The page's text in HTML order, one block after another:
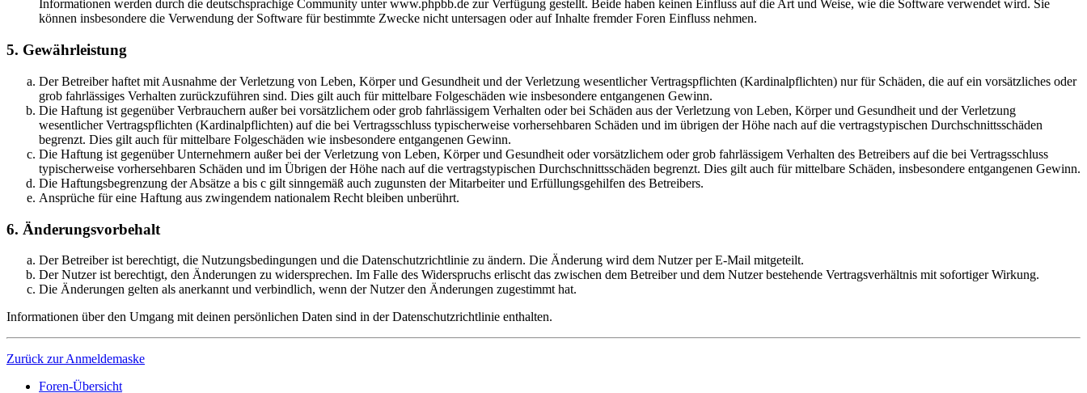
Informationen werden durch die deutschsprachige Community unter www.phpbb.de zur Verfügung gestellt. Beide haben keinen Einfluss auf die Art und Weise, wie die Software verwendet wird. Sie
können insbesondere die Verwendung der Software für bestimmte Zwecke nicht untersagen oder auf Inhalte fremder Foren Einfluss nehmen.
5. Gewährleistung
Der Betreiber haftet mit Ausnahme der Verletzung von Leben, Körper und Gesundheit und der Verletzung wesentlicher Vertragspflichten (Kardinalpflichten) nur für Schäden, die auf ein vorsätzliches oder
grob fahrlässiges Verhalten zurückzuführen sind. Dies gilt auch für mittelbare Folgeschäden wie insbesondere entgangenen Gewinn.
Die Haftung ist gegenüber Verbrauchern außer bei vorsätzlichem oder grob fahrlässigem Verhalten oder bei Schäden aus der Verletzung von Leben, Körper und Gesundheit und der Verletzung
wesentlicher Vertragspflichten (Kardinalpflichten) auf die bei Vertragsschluss typischerweise vorhersehbaren Schäden und im übrigen der Höhe nach auf die vertragstypischen Durchschnittsschäden
begrenzt. Dies gilt auch für mittelbare Folgeschäden wie insbesondere entgangenen Gewinn.
Die Haftung ist gegenüber Unternehmern außer bei der Verletzung von Leben, Körper und Gesundheit oder vorsätzlichem oder grob fahrlässigem Verhalten des Betreibers auf die bei Vertragsschluss
typischerweise vorhersehbaren Schäden und im Übrigen der Höhe nach auf die vertragstypischen Durchschnittsschäden begrenzt. Dies gilt auch für mittelbare Schäden, insbesondere entgangenen Gewinn.
Die Haftungsbegrenzung der Absätze a bis c gilt sinngemäß auch zugunsten der Mitarbeiter und Erfüllungsgehilfen des Betreibers.
Ansprüche für eine Haftung aus zwingendem nationalem Recht bleiben unberührt.
6. Änderungsvorbehalt
Der Betreiber ist berechtigt, die Nutzungsbedingungen und die Datenschutzrichtlinie zu ändern. Die Änderung wird dem Nutzer per E-Mail mitgeteilt.
Der Nutzer ist berechtigt, den Änderungen zu widersprechen. Im Falle des Widerspruchs erlischt das zwischen dem Betreiber und dem Nutzer bestehende Vertragsverhältnis mit sofortiger Wirkung.
Die Änderungen gelten als anerkannt und verbindlich, wenn der Nutzer den Änderungen zugestimmt hat.
Informationen über den Umgang mit deinen persönlichen Daten sind in der Datenschutzrichtlinie enthalten.
Zurück zur Anmeldemaske
Foren-Übersicht